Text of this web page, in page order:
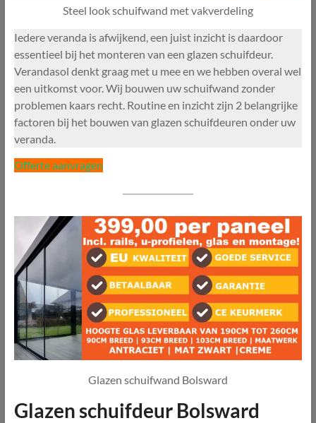
Steel look schuifwand met vakverdeling
Iedere veranda is afwijkend, een juist inzicht is daardoor
essentieel bij het monteren van een glazen schuifdeur.
Verandasol denkt graag met u mee en we hebben overal wel
een uitkomst voor. Wij bouwen uw schuifwand zonder
problemen kaars recht. Routine en inzicht zijn 2 belangrijke
factoren bij het bouwen van glazen schuifdeuren onder uw
veranda.
Offerte aanvragen
Glazen schuifwand Bolsward
Glazen schuifdeur Bolsward